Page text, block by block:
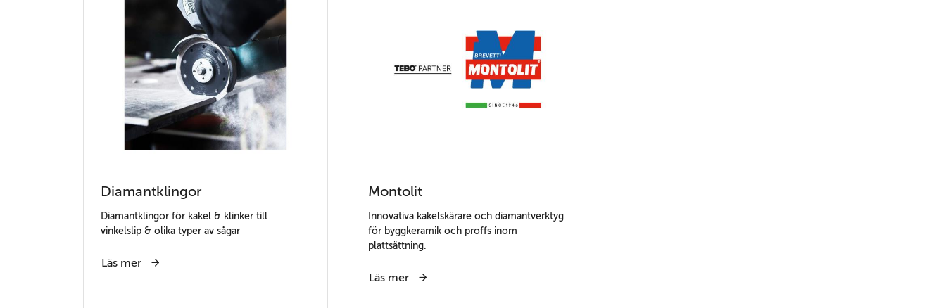
Diamantklingor
Diamantklingor för kakel & klinker till
vinkelslip & olika typer av sågar
Läs mer
Montolit
Innovativa kakelskärare och diamantverktyg
för byggkeramik och proffs inom
plattsättning.
Läs mer